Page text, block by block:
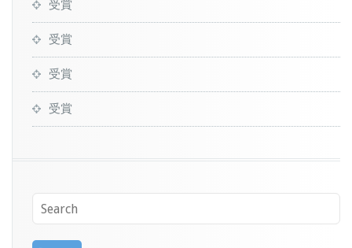
受賞
受賞
受賞
受賞